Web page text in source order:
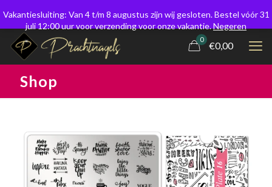
0
€0,00
Shop
Vakantiesluiting: Van 4 t/m 8 augustus zijn wij gesloten. Bestel vóór 31
juli 12:00 uur voor verzending voor onze vakantie.Negeren